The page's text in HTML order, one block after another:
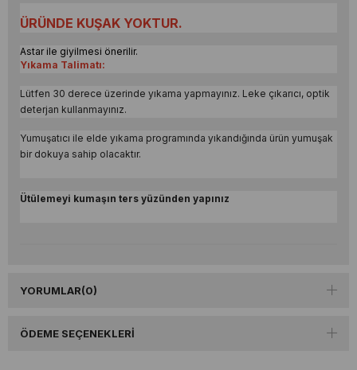
ÜRÜNDE KUŞAK YOKTUR.
Astar ile giyilmesi önerilir.
Yıkama Talimatı:
Lütfen 30 derece üzerinde yıkama yapmayınız. Leke çıkarıcı, optik
deterjan kullanmayınız.
Yumuşatıcı ile elde yıkama programında yıkandığında ürün yumuşak
bir dokuya sahip olacaktır.
Ütülemeyi kumaşın ters yüzünden yapınız
YORUMLAR(0)
ÖDEME SEÇENEKLERI